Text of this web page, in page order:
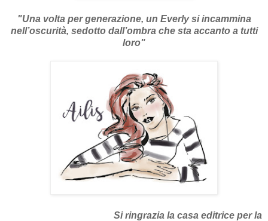
"Una volta per generazione, un Everly si incammina
nell’oscurità, sedotto dall’ombra che sta accanto a tutti
loro"
Si ringrazia la casa editrice per la